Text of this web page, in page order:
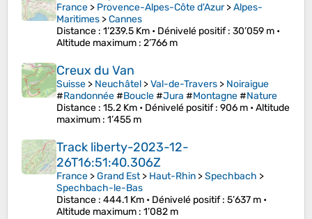
France > Provence-Alpes-Côte d'Azur>Alpes-
Maritimes >Cannes
Distance : 1’239.5 Km • Dénivelé positif: 30’059 m •
Altitude maximum : 2’766 m
Creux du Van
Suisse > Neuchâtel >Val-de-Travers > Noiraigue
#Randonnée#Boucle#Jura #Montagne#Nature
Distance : 15.2 Km • Dénivelé positif: 906 m •Altitude
maximum : 1’455 m
Track liberty-2023-12-
26T16:51:40.306Z
France >Grand Est> Haut-Rhin >Spechbach >
Spechbach-le-Bas
Distance : 444.1 Km • Dénivelé positif: 5’637 m •
Altitude maximum : 1’082 m